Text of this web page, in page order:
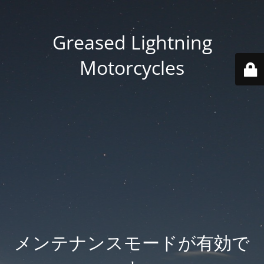
Greased Lightning
Motorcycles
メンテナンスモードが有効で